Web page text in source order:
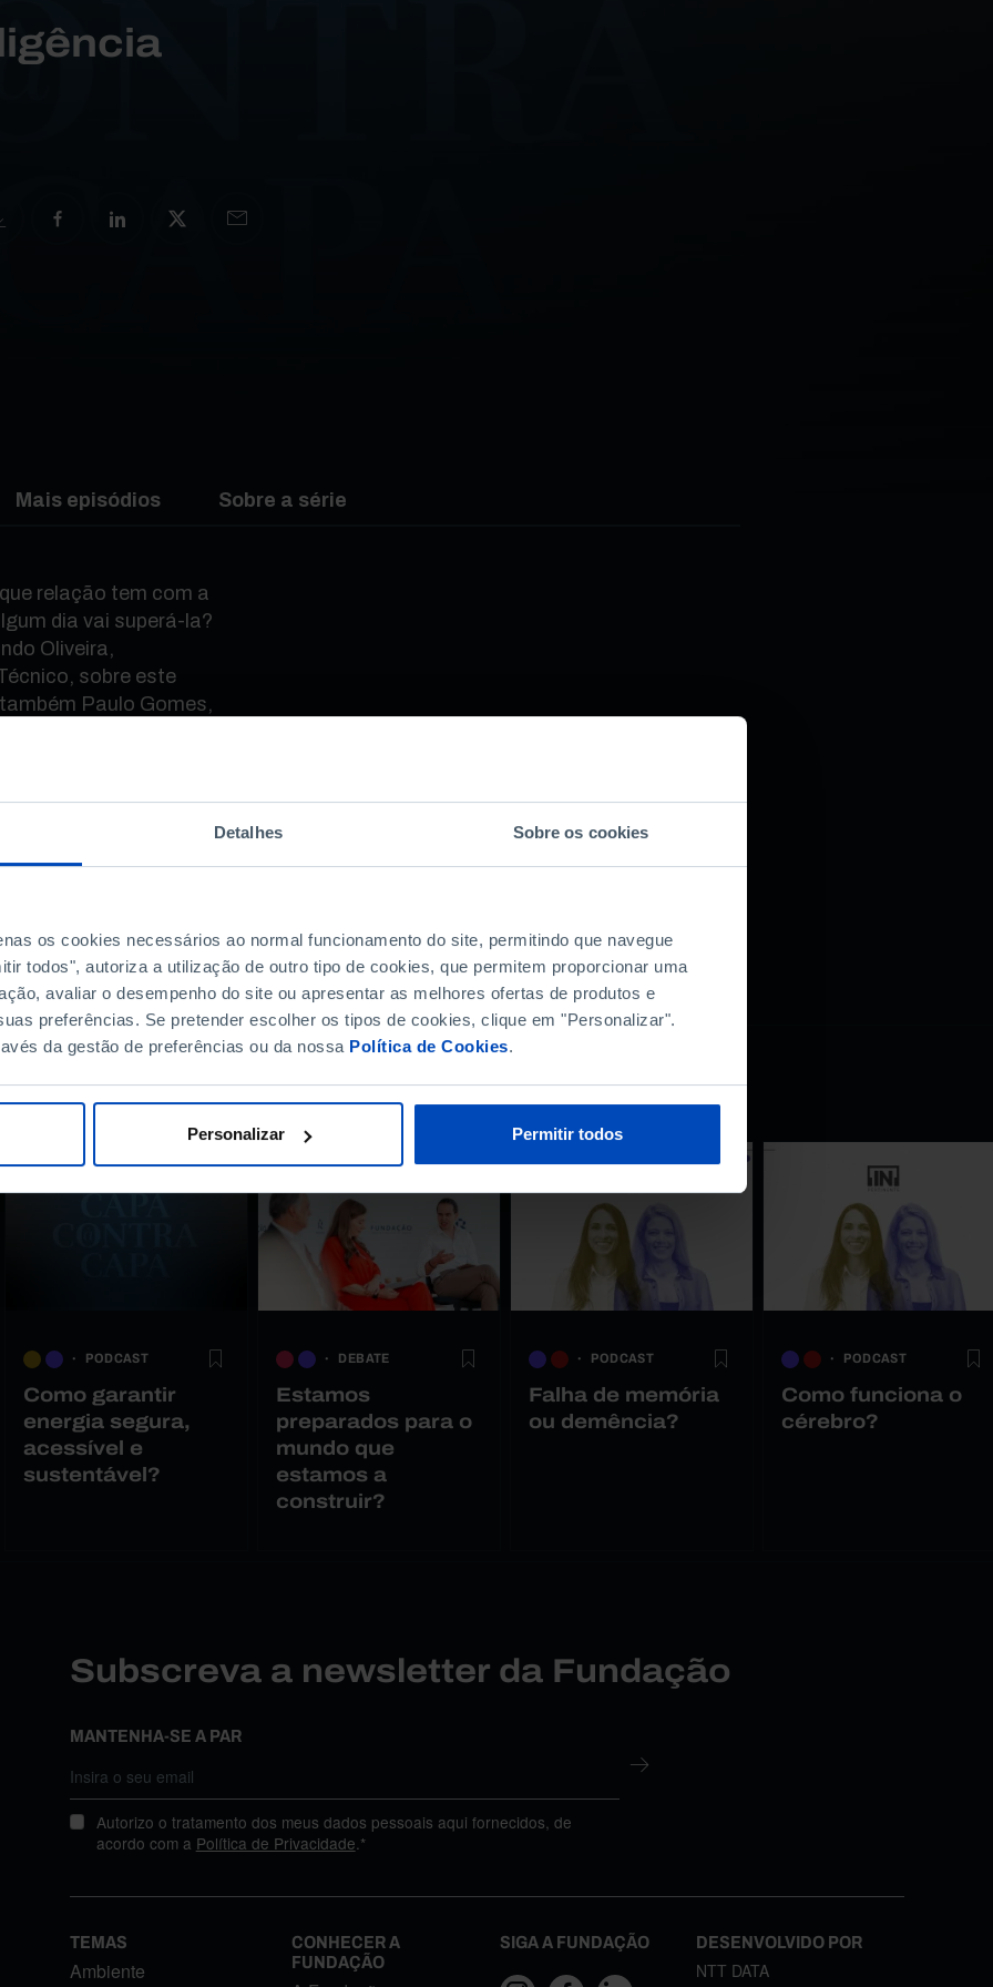
Detalhes Sobre os cookies
os cookies necessários ao normal funcionamento do site, permitindo que navegue
todos", autoriza a utilização de outro tipo de cookies, que permitem proporcionar uma
avaliar o desempenho do site ou apresentar as melhores ofertas de produtos e
preferências. Se pretender escolher os tipos de cookies, clique em "Personalizar".
da gestão de preferências ou da nossa Política de Cookies.
Personalizar Permitir todos
Mais episódios Sobre a série
relação tem com a
dia vai superá-la?
Oliveira,
sobre este
Paulo Gomes,
PODCAST
Como garantir
energia segura,
acessível e
sustentável?
DEBATE
Estamos
preparados para o
mundo que
estamos a
construir?
PODCAST
Falha de memória
ou demência?
PODCAST
Como funciona o
cérebro?
Subscreva a newsletter da Fundação
MANTENHA-SE A PAR
Autorizo o tratamento dos meus dados pessoais aqui fornecidos, de
acordo com a Política de Privacidade .*
TEMAS
Ambiente
CONHECER A
FUNDAÇÃO
SIGA A FUNDAÇÃO DESENVOLVIDO POR
NTT DATA